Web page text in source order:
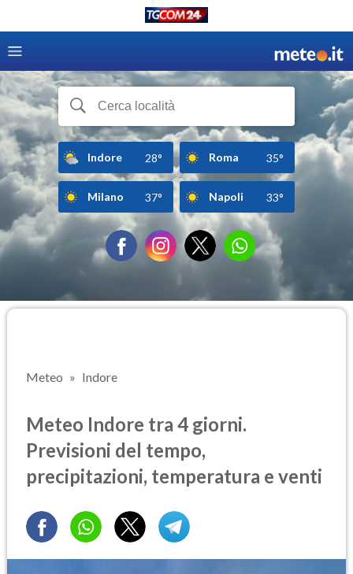
Indore 28° Roma 35°
Milano 37° Napoli 33°
Meteo Indore
Meteo Indore tra 4 giorni.
Previsioni del tempo,
precipitazioni, temperatura e venti